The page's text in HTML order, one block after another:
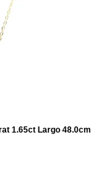
1.65ct Largo 48.0cm